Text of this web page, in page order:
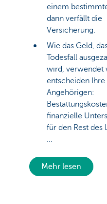
einem
dann verfällt die
Versicherung.
Wie das Geld,
Todesfall
wird, verwendet
entscheiden Ihre
Angehörigen:
finanzielle
für den Rest des
...
Mehr lesen